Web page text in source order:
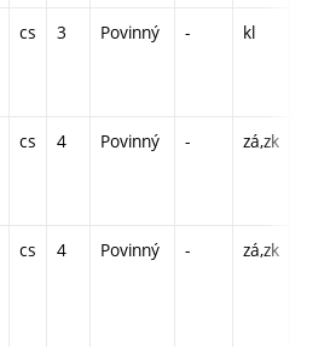
cs 3 Povinný - kl
cs 4 Povinný - zá,zk
cs 4 Povinný - zá,zk